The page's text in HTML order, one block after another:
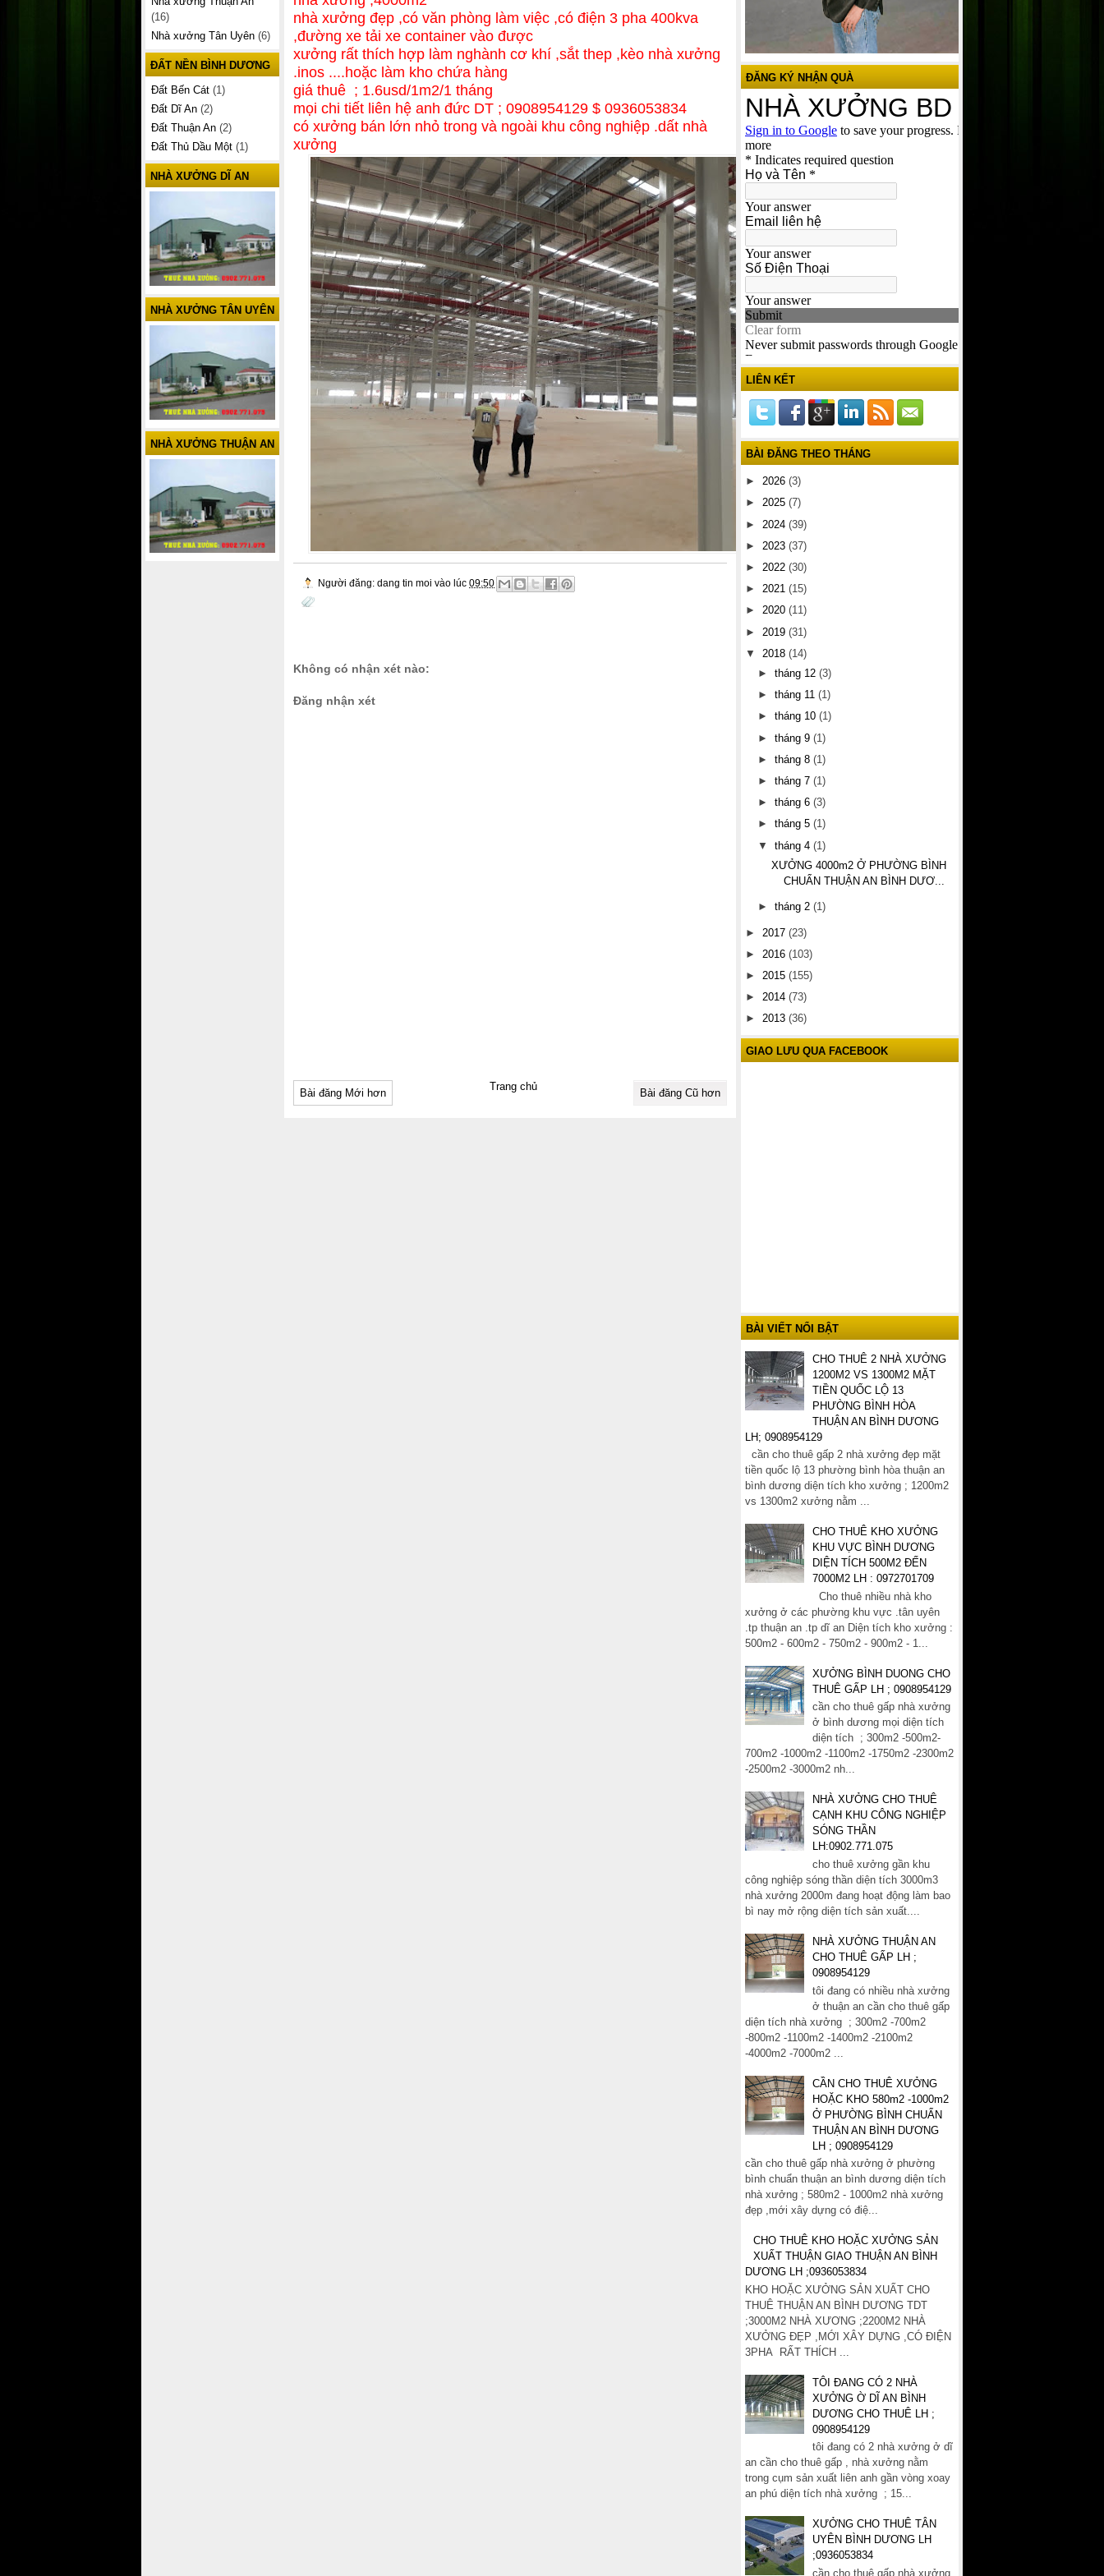
ĐĂNG KÝ NHẬN QUÀ
LIÊN KẾT
BÀI ĐĂNG THEO THÁNG
► 2026 (3)
► 2025 (7)
► 2024 (39)
► 2023 (37)
► 2022 (30)
► 2021 (15)
► 2020 (11)
► 2019 (31)
▼
2018 (14)
►tháng 12(3)
►tháng 11(1)
►tháng 10(1)
►tháng 9(1)
►tháng 8(1)
►tháng 7(1)
►tháng 6(3)
►tháng 5(1)
▼
tháng 4(1)
XƯỞNG 4000m2 Ở PHƯỜNG BÌNH
CHUẨN THUẬN AN BÌNH DƯƠ...
►tháng 2(1)
► 2017 (23)
► 2016 (103)
► 2015 (155)
► 2014 (73)
► 2013 (36)
GIAO LƯU QUA FACEBOOK
BÀI VIẾT NỔI BẬT
CHO THUÊ 2 NHÀ XƯỞNG
1200M2 VS 1300M2 MẶT
TIỀN QUỐC LỘ 13
PHƯỜNG BÌNH HÒA
THUẬN AN BÌNH DƯƠNG
LH; 0908954129
cần cho thuê gấp 2 nhà xưởng đẹp mặt
tiền quốc lộ 13 phường bình hòa thuận an
bình dương diện tích kho xưởng ; 1200m2
vs 1300m2 xưởng nằm ...
CHO THUÊ KHO XƯỞNG
KHU VỰC BÌNH DƯƠNG
DIỆN TÍCH 500M2 ĐẾN
7000M2 LH : 0972701709
Cho thuê nhiều nhà kho
xưởng ở các phường khu vực .tân uyên
.tp thuận an .tp dĩ an Diện tích kho xưởng :
500m2 - 600m2 - 750m2 - 900m2 - 1...
XƯỞNG BÌNH DUONG CHO
THUÊ GẤP LH ; 0908954129
cần cho thuê gấp nhà xưởng
ở bình dương mọi diện tích
diện tích ; 300m2 -500m2-
700m2 -1000m2 -1100m2 -1750m2 -2300m2
-2500m2 -3000m2 nh...
NHÀ XƯỞNG CHO THUÊ
CẠNH KHU CÔNG NGHIỆP
SÓNG THẦN
LH:0902.771.075
cho thuê xưởng gần khu
công nghiệp sóng thần diện tích 3000m3
nhà xưởng 2000m đang hoạt động làm bao
bì nay mở rộng diện tích sản xuất....
NHÀ XƯỞNG THUẬN AN
CHO THUÊ GẤP LH ;
0908954129
tôi đang có nhiều nhà xưởng
ở thuận an cần cho thuê gấp
diện tích nhà xưởng ; 300m2 -700m2
-800m2 -1100m2 -1400m2 -2100m2
-4000m2 -7000m2 ...
CẦN CHO THUÊ XƯỞNG
HOẶC KHO 580m2 -1000m2
Ở PHƯỜNG BÌNH CHUẨN
THUẬN AN BÌNH DƯƠNG
LH ; 0908954129
cần cho thuê gấp nhà xưởng ở phường
bình chuẩn thuận an bình dương diện tích
nhà xưởng ; 580m2 - 1000m2 nhà xưởng
đẹp ,mới xây dựng có điệ...
CHO THUÊ KHO HOẶC XƯỞNG SẢN
XUẤT THUẬN GIAO THUẬN AN BÌNH
DƯƠNG LH ;0936053834
KHO HOẶC XƯỞNG SẢN XUẤT CHO
THUÊ THUẬN AN BÌNH DƯƠNG TDT
;3000M2 NHÀ XƯƠNG ;2200M2 NHÀ
XƯỞNG ĐẸP ,MỚI XÂY DỰNG ,CÓ ĐIỆN
3PHA RẤT THÍCH ...
TÔI ĐANG CÓ 2 NHÀ
XƯỞNG Ờ DĨ AN BÌNH
DƯƠNG CHO THUÊ LH ;
0908954129
tôi đang có 2 nhà xưởng ở dĩ
an cần cho thuê gấp , nhà xưởng nằm
trong cụm sản xuất liên anh gần vòng xoay
an phú diện tích nhà xưởng ; 15...
XƯỞNG CHO THUÊ TÂN
UYÊN BÌNH DƯƠNG LH
;0936053834
cần cho thuê gấp nhà xưởng
nhà xưởng đẹp ,có văn phòng làm việc ,có điện 3 pha 400kva
,đường xe tải xe container vào được
xưởng rất thích hợp làm nghành cơ khí ,sắt thep ,kèo nhà xưởng
.inos ....hoặc làm kho chứa hàng
giá thuê ; 1.6usd/1m2/1 tháng
mọi chi tiết liên hệ anh đức DT ; 0908954129 $ 0936053834
có xưởng bán lớn nhỏ trong và ngoài khu công nghiệp .dất nhà
xưởng
Người đăng: dang tin moi vào lúc 09:50
Không có nhận xét nào:
Đăng nhận xét
Bài đăng Mới hơn Bài đăng Cũ hơn
Trang chủ
(16)
Nhà xưởng Tân Uyên (6)
ĐẤT NỀN BÌNH DƯƠNG
Đất Bến Cát (1)
Đất Dĩ An (2)
Đất Thuận An (2)
Đất Thủ Dầu Một (1)
NHÀ XƯỞNG DĨ AN
NHÀ XƯỞNG TÂN UYÊN
NHÀ XƯỞNG THUẬN AN